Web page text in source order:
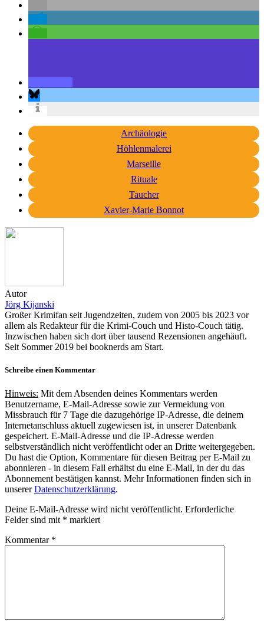
Archäologie
Höhlenmalerei
Marseille
Rituale
Taucher
Xavier-Marie Bonnot
Autor
Jörg Kijanski
Großer Krimifan seit Jugendzeiten, zudem von 2005 bis 2023 vor
allem als Redakteur für die Krimi-Couch und Histo-Couch tätig.
Inzwischen haben sich dort über tausend Rezensionen angehäuft.
Seit Sommer 2019 bei booknerds am Start.
Schreibe einen Kommentar
Hinweis: Mit dem Absenden deines Kommentars werden
Benutzername, E-Mail-Adresse sowie zur Vermeidung von
Missbrauch für 7 Tage die dazugehörige IP-Adresse, die deinem
Internetanschluss aktuell zugewiesen ist, in unserer Datenbank
gespeichert. E-Mail-Adresse und die IP-Adresse werden
selbstverständlich nicht veröffentlicht oder an Dritte weitergegeben.
Du hast die Option, Kommentare für diesen Beitrag per E-Mail zu
abonnieren - in diesem Fall erhältst du eine E-Mail, in der du das
Abonnement bestätigen kannst. Mehr Informationen finden sich in
unsererDatenschutzerklärung.
Deine E-Mail-Adresse wird nicht veröffentlicht. Erforderliche
Felder sind mit * markiert
Kommentar *